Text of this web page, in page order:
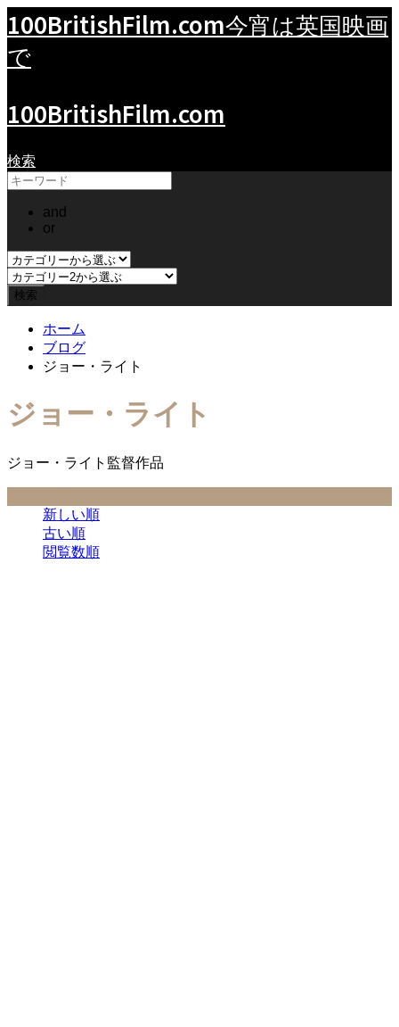
100BritishFilm.com今宵は英国映画
で
100BritishFilm.com
検索
and
or
ホーム
ブログ
ジョー・ライト
ジョー・ライト
ジョー・ライト監督作品
新しい順
古い順
閲覧数順